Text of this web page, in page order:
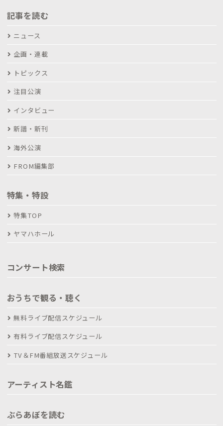
記事を読む
ニュース
企画・連載
トピックス
注目公演
インタビュー
新譜・新刊
海外公演
FROM編集部
特集・特設
特集TOP
ヤマハホール
コンサート検索
おうちで観る・聴く
無料ライブ配信スケジュール
有料ライブ配信スケジュール
TV＆FM番組放送スケジュール
アーティスト名鑑
ぶらあぼを読む